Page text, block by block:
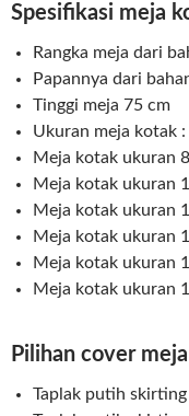
Spesifikasi meja
Rangka meja dari
Papannya dari
Tinggi meja 75 cm
Ukuran meja kotak :
Meja kotak ukuran
Meja kotak ukuran
Meja kotak ukuran
Meja kotak ukuran
Meja kotak ukuran
Meja kotak ukuran
Pilihan cover
Taplak putih